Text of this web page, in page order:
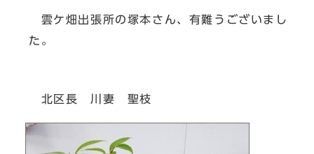
雲ケ畑出張所の塚本さん、有難うございまし
た。
北区長 川妻 聖枝